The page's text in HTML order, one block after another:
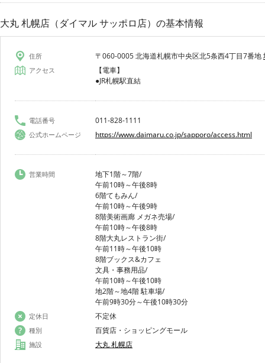
大丸 札幌店（ダイマル サッポロ店） の基本情報
住所 〒060-0005 北海道札幌市中央区北5条西4丁目7番地
アクセス
【電車】
●JR札幌駅直結
電話番号 011-828-1111
公式ホームページ https://www.daimaru.co.jp/sapporo/access.html
営業時間
地下1階～7階/
午前10時～午後8時
6階てもみん/
午前10時～午後9時
8階美術画廊 メガネ売場/
午前10時～午後8時
8階大丸レストラン街/
午前11時～午後10時
8階ブックス&カフェ
文具・事務用品/
午前10時～午後10時
地2階～地4階 駐車場/
午前9時30分～午後10時30分
定休日 不定休
種別 百貨店・ショッピングモール
施設 大丸 札幌店